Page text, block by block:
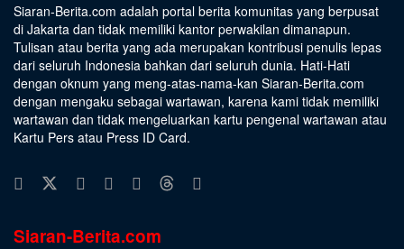
Siaran-Berita.com adalah portal berita komunitas yang berpusat
di Jakarta dan tidak memiliki kantor perwakilan dimanapun.
Tulisan atau berita yang ada merupakan kontribusi penulis lepas
dari seluruh Indonesia bahkan dari seluruh dunia. Hati-Hati
dengan oknum yang meng-atas-nama-kan Siaran-Berita.com
dengan mengaku sebagai wartawan, karena kami tidak memiliki
wartawan dan tidak mengeluarkan kartu pengenal wartawan atau
Kartu Pers atau Press ID Card.
Siaran-Berita.com